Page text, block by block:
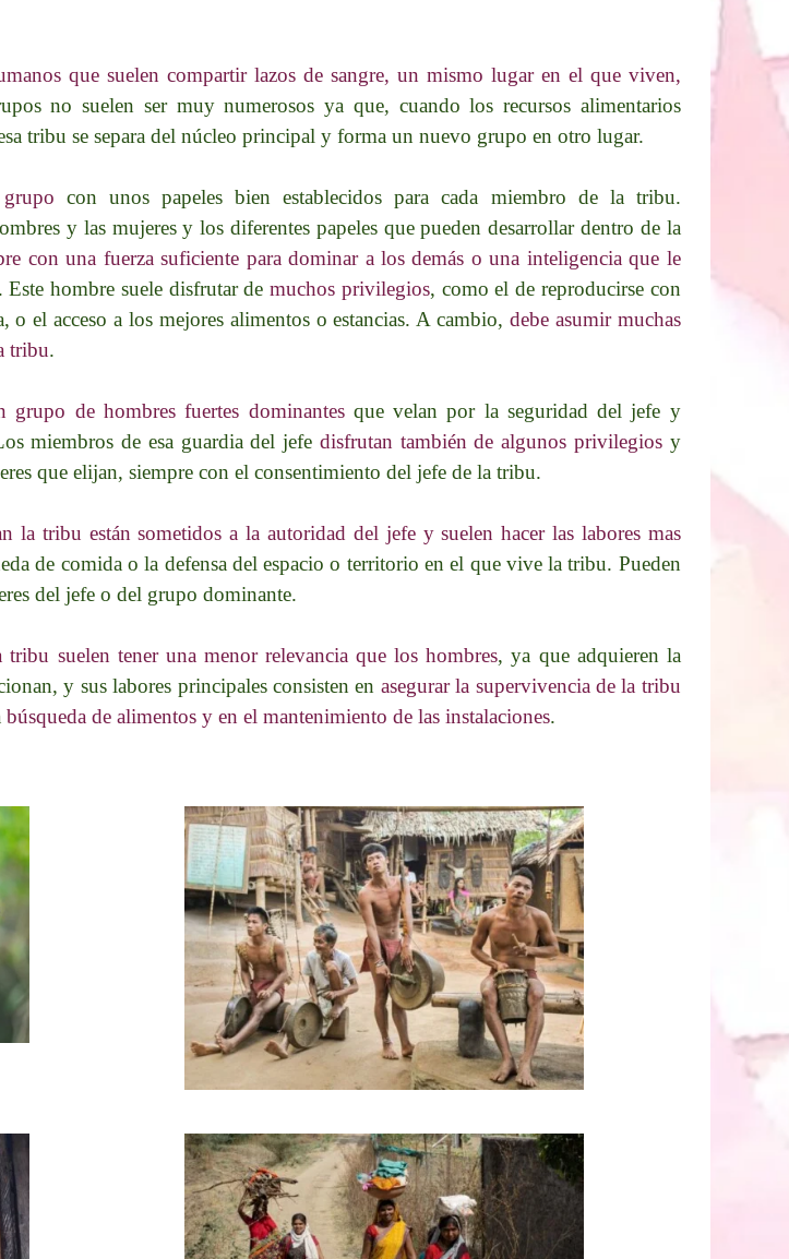
que suelen compartir lazos de sangre, un mismo lugar en el que viven,
no suelen ser muy numerosos ya que, cuando los recursos alimentarios
tribu se separa del núcleo principal y forma un nuevo grupo en otro lugar.
con unos papeles bien establecidos para cada miembro de la tribu.
y las mujeres y los diferentes papeles que pueden desarrollar dentro de la
con una fuerza suficiente para dominar a los demás o una inteligencia que le
. Este hombre suele disfrutar demuchos privilegios, como el de reproducirse con
o el acceso a los mejores alimentos o estancias. A cambio, debe asumir muchas
tribu.
grupo de hombres fuertes dominantesque velan por la seguridad del jefe y
miembros de esa guardia del jefe disfrutan también de algunos privilegios y
que elijan, siempre con el consentimiento del jefe de la tribu.
la tribu están sometidos a la autoridad del jefe y suelen hacer las labores mas
de comida o la defensa del espacio o territorio en el que vive la tribu. Pueden
del jefe o del grupo dominante.
tribu suelen tener una menor relevancia que los hombres, ya que adquieren la
y sus labores principales consisten en asegurar la supervivencia de la tribu
búsqueda de alimentos y en el mantenimiento de las instalaciones.